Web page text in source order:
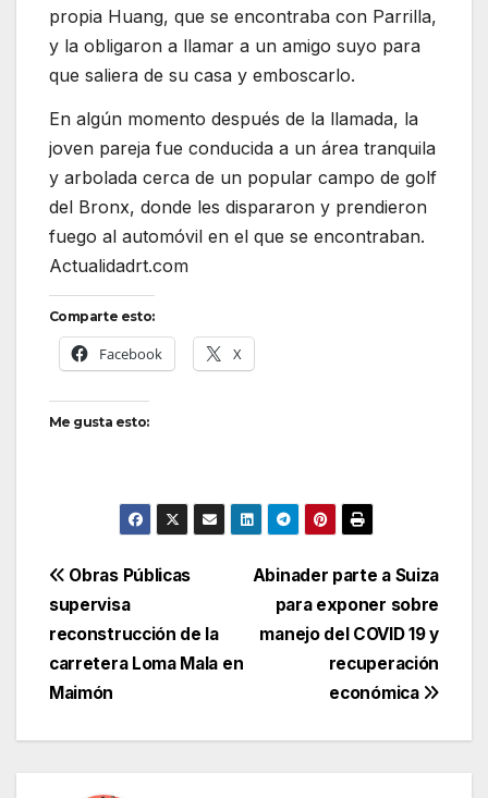
propia Huang, que se encontraba con Parrilla,
y la obligaron a llamar a un amigo suyo para
que saliera de su casa y emboscarlo.
En algún momento después de la llamada, la
joven pareja fue conducida a un área tranquila
y arbolada cerca de un popular campo de golf
del Bronx, donde les dispararon y prendieron
fuego al automóvil en el que se encontraban.
Actualidadrt.com
Comparte esto:
Facebook X
Me gusta esto:
Navegación
de
entradas
Abinader parte a Suiza
para exponer sobre
manejo del COVID 19 y
recuperación
económica
Obras Públicas
supervisa
reconstrucción de la
carretera Loma Mala en
Maimón